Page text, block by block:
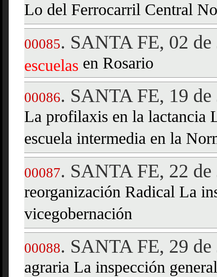
Lo del Ferrocarril Central
00085. SANTA FE, 02
escuelas en Rosario
00086. SANTA FE, 19
La profilaxis en la lactancia
escuela intermedia en la
00087. SANTA FE, 22
reorganización Radical La
vicegobernación
00088. SANTA FE, 29
agraria La inspección